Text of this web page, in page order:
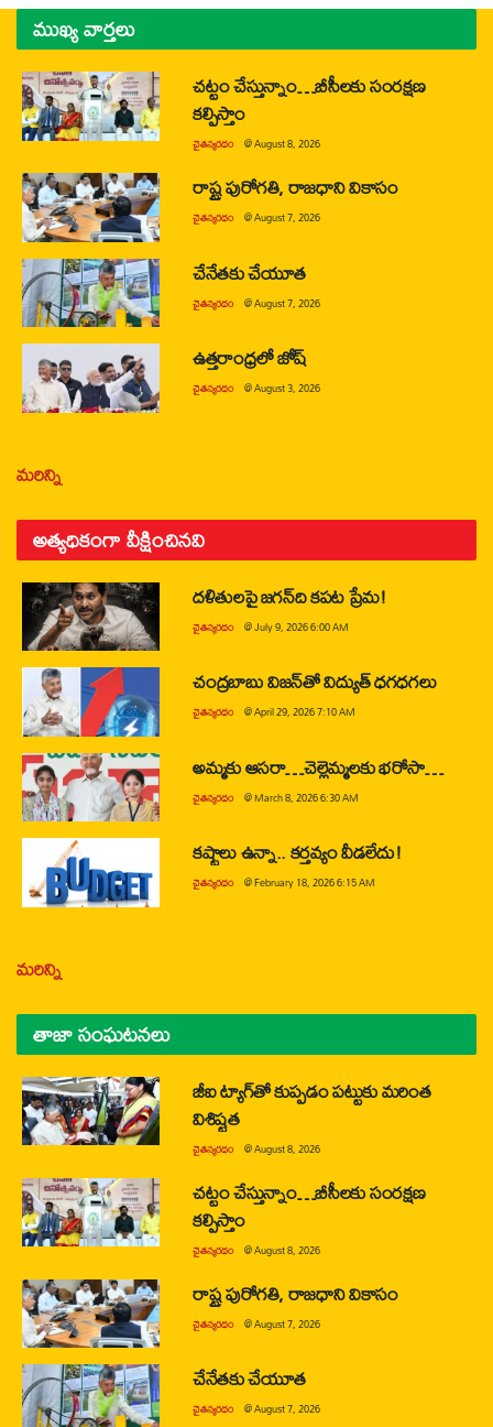
ముఖ్య వార్తలు
చట్టం చేస్తున్నాం…బీసీలకు సంరక్షణ
కల్పిస్తాం
చైతన్యరధం @August 8, 2026
రాష్ట్ర పురోగతి, రాజధాని వికాసం
చైతన్యరధం @August 7, 2026
చేనేతకు చేయూత
చైతన్యరధం @August 7, 2026
ఉత్తరాంధ్రలో జోష్
చైతన్యరధం @August 3, 2026
మరిన్ని
అత్యధికంగా వీక్షించినవి
దళితులపై జగన్‌ది కపట ప్రేమ!
చైతన్యరధం @July 9, 2026 6:00 AM
చంద్రబాబు విజన్‌తో విద్యుత్ ధగధగలు
చైతన్యరధం @April 29, 2026 7:10 AM
అమ్మకు ఆసరా…చెల్లెమ్మలకు భరోసా…
చైతన్యరధం @March 8, 2026 6:30 AM
కష్టాలు ఉన్నా.. కర్తవ్యం వీడలేదు!
చైతన్యరధం @February 18, 2026 6:15 AM
మరిన్ని
తాజా సంఘటనలు
జీఐ ట్యాగ్‌తో కుప్పడం పట్టుకు మరింత
విశిష్టత
చైతన్యరధం @August 8, 2026
చట్టం చేస్తున్నాం…బీసీలకు సంరక్షణ
కల్పిస్తాం
చైతన్యరధం @August 8, 2026
రాష్ట్ర పురోగతి, రాజధాని వికాసం
చైతన్యరధం @August 7, 2026
చేనేతకు చేయూత
చైతన్యరధం @August 7, 2026